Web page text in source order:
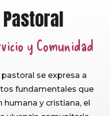
y Comunidad
se expresa a
fundamentales que
y cristiana, el